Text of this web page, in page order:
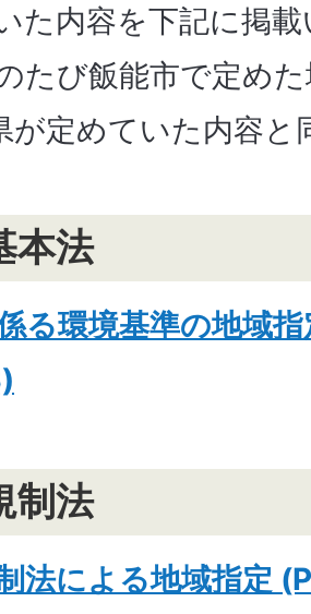
た内容を下記に掲
たび飯能市で定め
が定めていた内容と
本法
る環境基準の地域
制法
法による地域指定